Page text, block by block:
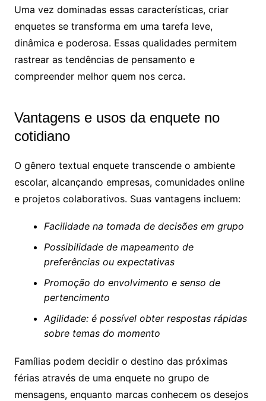
Uma vez dominadas essas características, criar
enquetes se transforma em uma tarefa leve,
dinâmica e poderosa. Essas qualidades permitem
rastrear as tendências de pensamento e
compreender melhor quem nos cerca.
Vantagens e usos da enquete no
cotidiano
O gênero textual enquete transcende o ambiente
escolar, alcançando empresas, comunidades online
e projetos colaborativos. Suas vantagens incluem:
Facilidade na tomada de decisões em grupo
Possibilidade de mapeamento de
preferências ou expectativas
Promoção do envolvimento e senso de
pertencimento
Agilidade: é possível obter respostas rápidas
sobre temas do momento
Famílias podem decidir o destino das próximas
férias através de uma enquete no grupo de
mensagens, enquanto marcas conhecem os desejos